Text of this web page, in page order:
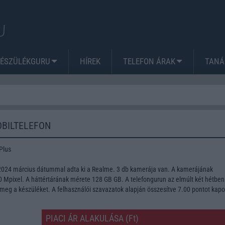
HÍREK TELEFON ÁRAK
március dátummal adta ki a Realme. 3 db kamerája van. A kamerájának
A háttértárának mérete 128 GB GB. A telefongurun az elmúlt két
a készüléket. A felhasználói szavazatok alapján összesítve 7.00 pontot
PIACI ÁR ALAKULÁSA (Ft)